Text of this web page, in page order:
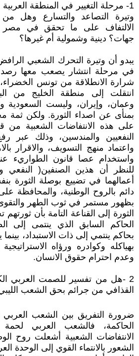
1- مرحلة التغيير في المنطقة
وتيرة التصاعد والتسارع وهل
الالتفاف على ما تحقق في
جهات؟ دينية وشمولية أم غيرها؟
يبدو أن وتيرة التحرك الشعبي
في مرحلة انتشار يصعب معها
شرارة الانطلاقة من تونس
انتقلت إلى منطقة الخليج من
وعمان، وإيران، وليست السعودية
بمنأى عن اصداء الثورة. ولكن ثمة
على هذه الانتفاضات الشعبية من
النفعيين والمندسين، وذلك عبر
واعتماد منهج التسويف، والاقرار
واستخدام عصا قانون الطواريء
للنظر أن هذين الصنفين( النفعي
أعمالهما في تضييع بوصلة الثورة
دائم بالروح الوطنية، والمحافظة
بظهور مستمر في ثوب الطهر
الثورة إلى القناعة التامة بأن
الحاكم السابق الذي ينتمى إلى
بحاكم ينتمي إلى ذات الاستبداد،
بهياكله وكوادره ورؤاه
وعدم احترام حقوق الانسان.
2 -هل من تفسير للصمت العربي
القذافي من جرائم بحق الشعب
ضرورة التفريق بين الشعب العربي
الحاكمة، فالشعب العربي
الانتفاضات الشعبية أشعلت روح
الشعور بالانتماء القوي إلى الوحدة